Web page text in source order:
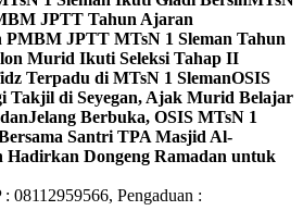
JPTT Tahun Ajaran
PMBM JPTT MTsN 1 Sleman Tahun
Murid Ikuti Seleksi Tahap II
Terpadu di MTsN 1 SlemanOSIS
Takjil di Seyegan, Ajak Murid Belajar
Jelang Berbuka, OSIS MTsN 1
Santri TPA Masjid Al-
Hadirkan Dongeng Ramadan untuk
08112959566, Pengaduan :